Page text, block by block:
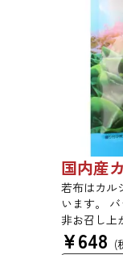
国内産
若布はカル
います。
非お召し上
¥648 (